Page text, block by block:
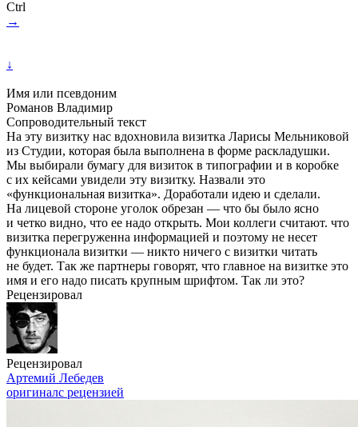
Ctrl
→
↓
Имя или псевдоним
Романов Владимир
Сопроводительный текст
На эту визитку нас вдохновила визитка Ларисы Мельниковой
из Студии, которая была выполнена в форме раскладушки.
Мы выбирали бумагу для визиток в типографии и в коробке
с их кейсами увидели эту визитку. Назвали это
«функциональная визитка». Доработали идею и сделали.
На лицевой стороне уголок обрезан — что бы было ясно
и четко видно, что ее надо открыть. Мои коллеги считают. что
визитка перегруженна информацией и поэтому не несет
функционала визитки — никто ничего с визитки читать
не будет. Так же партнеры говорят, что главное на визитке это
имя и его надо писать крупным шрифтом. Так ли это?
Рецензировал
Рецензировал
Артемий Лебедев
оригиналс рецензией